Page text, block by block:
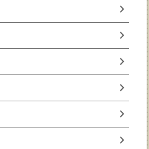
chevron_right
chevron_right
chevron_right
chevron_right
chevron_right
chevron_right